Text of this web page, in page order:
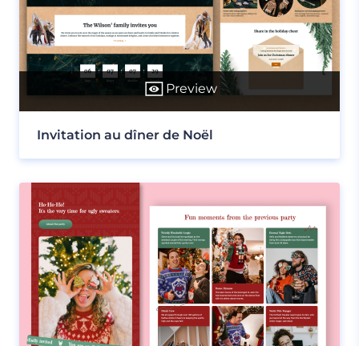
Preview
Invitation au dîner de Noël